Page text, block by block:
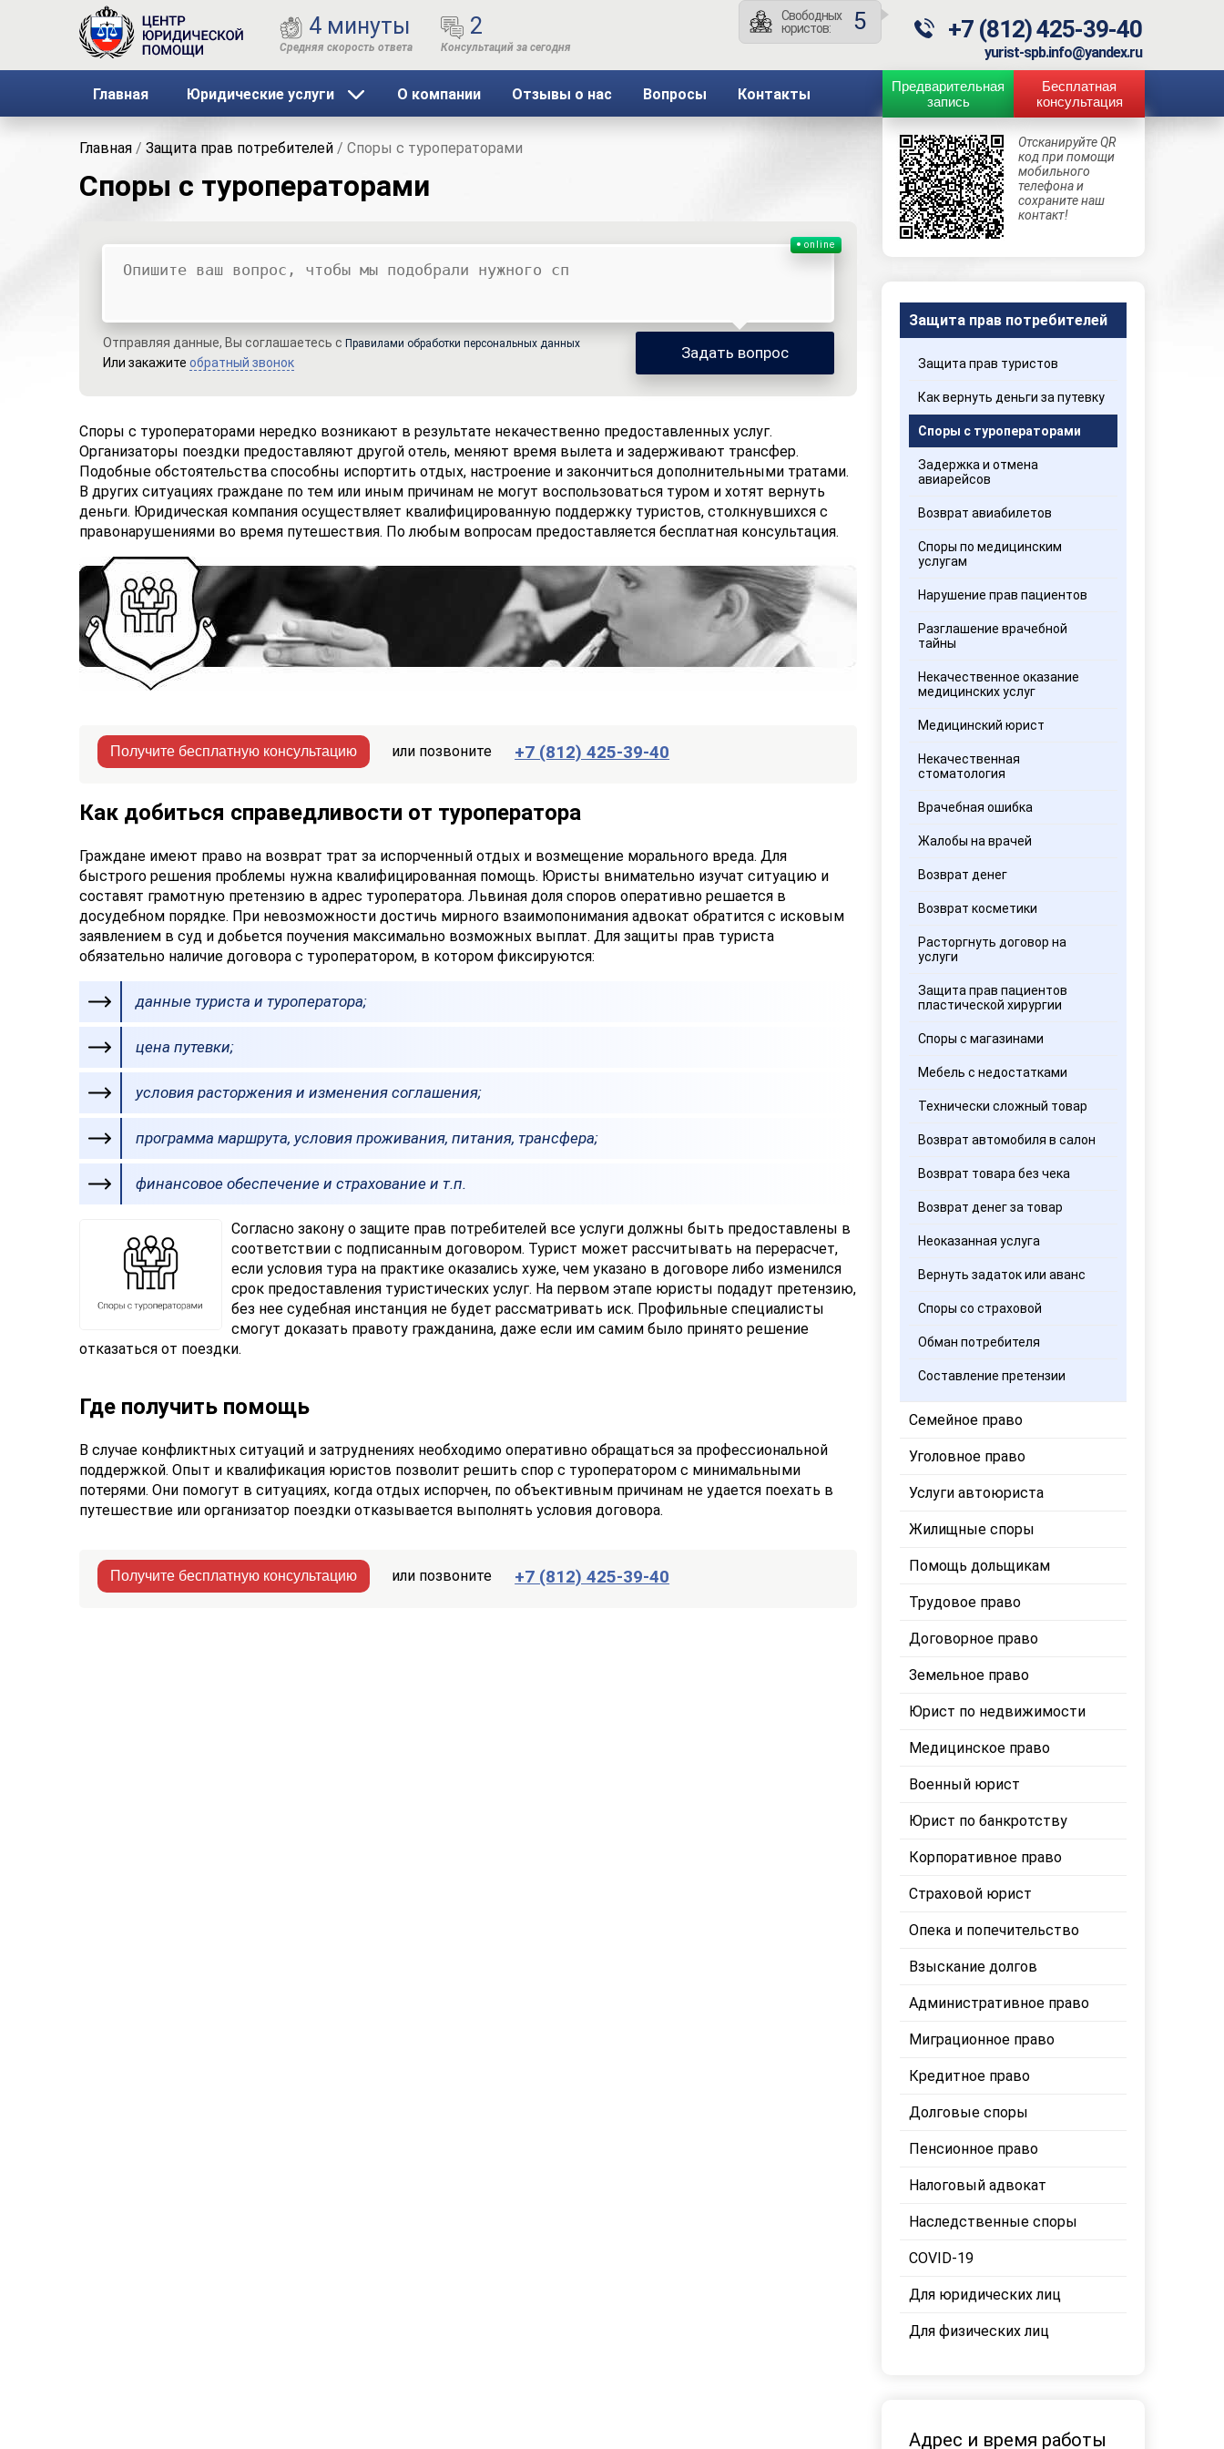
4 минуты 2
Свободных
юристов:
5 +7 (812) 425-39-40
yurist-spb.info@yandex.ru
Главная Юридические услуги О компании Отзывы о нас Вопросы Контакты
Предварительная
запись
Бесплатная
консультация
Главная / Защита прав потребителей / Споры с туроператорами
Споры с туроператорами
online
Отправляя данные, Вы соглашаетесь с Правилами обработки персональных данных
Или закажите обратный звонок
Задать вопрос
Споры с туроператорами нередко возникают в результате некачественно предоставленных услуг.
Организаторы поездки предоставляют другой отель, меняют время вылета и задерживают трансфер.
Подобные обстоятельства способны испортить отдых, настроение и закончиться дополнительными тратами.
В других ситуациях граждане по тем или иным причинам не могут воспользоваться туром и хотят вернуть
деньги. Юридическая компания осуществляет квалифицированную поддержку туристов, столкнувшихся с
правонарушениями во время путешествия. По любым вопросам предоставляется бесплатная консультация.
Получите бесплатную консультацию или позвоните +7 (812) 425-39-40
Как добиться справедливости от туроператора
Граждане имеют право на возврат трат за испорченный отдых и возмещение морального вреда. Для
быстрого решения проблемы нужна квалифицированная помощь. Юристы внимательно изучат ситуацию и
составят грамотную претензию в адрес туроператора. Львиная доля споров оперативно решается в
досудебном порядке. При невозможности достичь мирного взаимопонимания адвокат обратится с исковым
заявлением в суд и добьется поучения максимально возможных выплат. Для защиты прав туриста
обязательно наличие договора с туроператором, в котором фиксируются:
данные туриста и туроператора;
цена путевки;
условия расторжения и изменения соглашения;
программа маршрута, условия проживания, питания, трансфера;
финансовое обеспечение и страхование и т.п.
Согласно закону о защите прав потребителей все услуги должны быть предоставлены в
соответствии с подписанным договором. Турист может рассчитывать на перерасчет,
если условия тура на практике оказались хуже, чем указано в договоре либо изменился
срок предоставления туристических услуг. На первом этапе юристы подадут претензию,
без нее судебная инстанция не будет рассматривать иск. Профильные специалисты
смогут доказать правоту гражданина, даже если им самим было принято решение
отказаться от поездки.
Где получить помощь
В случае конфликтных ситуаций и затруднениях необходимо оперативно обращаться за профессиональной
поддержкой. Опыт и квалификация юристов позволит решить спор с туроператором с минимальными
потерями. Они помогут в ситуациях, когда отдых испорчен, по объективным причинам не удается поехать в
путешествие или организатор поездки отказывается выполнять условия договора.
Получите бесплатную консультацию или позвоните +7 (812) 425-39-40
Отсканируйте QR
код при помощи
мобильного
телефона и
сохраните наш
контакт!
Защита прав потребителей
Защита прав туристов
Как вернуть деньги за путевку
Споры с туроператорами
Задержка и отмена
авиарейсов
Возврат авиабилетов
Споры по медицинским
услугам
Нарушение прав пациентов
Разглашение врачебной
тайны
Некачественное оказание
медицинских услуг
Медицинский юрист
Некачественная
стоматология
Врачебная ошибка
Жалобы на врачей
Возврат денег
Возврат косметики
Расторгнуть договор на
услуги
Защита прав пациентов
пластической хирургии
Споры с магазинами
Мебель с недостатками
Технически сложный товар
Возврат автомобиля в салон
Возврат товара без чека
Возврат денег за товар
Неоказанная услуга
Вернуть задаток или аванс
Споры со страховой
Обман потребителя
Составление претензии
Семейное право
Уголовное право
Услуги автоюриста
Жилищные споры
Помощь дольщикам
Трудовое право
Договорное право
Земельное право
Юрист по недвижимости
Медицинское право
Военный юрист
Юрист по банкротству
Корпоративное право
Страховой юрист
Опека и попечительство
Взыскание долгов
Административное право
Миграционное право
Кредитное право
Долговые споры
Пенсионное право
Налоговый адвокат
Наследственные споры
COVID-19
Для юридических лиц
Для физических лиц
Адрес и время работы